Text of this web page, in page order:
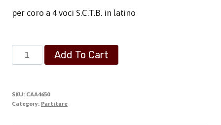
per coro a 4 voci S.C.T.B. in latino
Responsori
per
Tre
giorni
Add To Cart
SKU: CAA4650
Category: Partiture